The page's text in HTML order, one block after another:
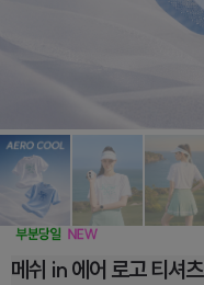
메쉬 in 에어 로고 티셔츠